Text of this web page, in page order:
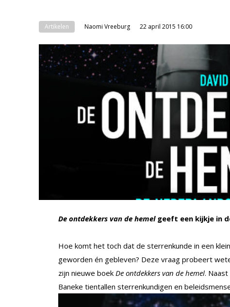
Artikelen Naomi Vreeburg 22 april 2015 16:00
De ontdekkers van de hemel geeft een kijkje in
Hoe komt het toch dat de sterrenkunde in een
geworden én gebleven? Deze vraag probeert
zijn nieuwe boek De ontdekkers van de hemel.
Baneke tientallen sterrenkundigen en